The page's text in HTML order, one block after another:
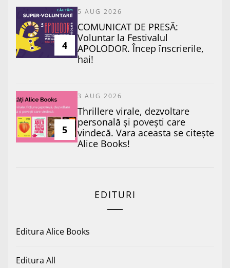
4
5 AUG 2026
COMUNICAT DE PRESĂ:
Voluntar la Festivalul
APOLODOR. Încep înscrierile,
hai!
5
3 AUG 2026
Thrillere virale, dezvoltare
personală și povești care
vindecă. Vara aceasta se citește
Alice Books!
EDITURI
Editura Alice Books
Editura All